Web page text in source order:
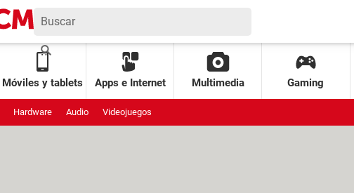
Móviles y tablets Apps e Internet Multimedia Gaming
Hardware Audio Videojuegos